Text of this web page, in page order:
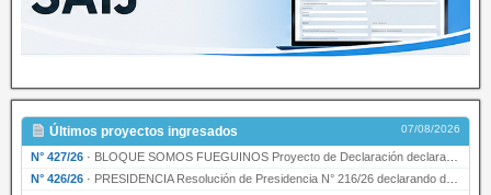
Últimos proyectos ingresados 07/08/2026
N° 427/26 · BLOQUE SOMOS FUEGUINOS Proyecto de Declaración declarando de interés provincial PRESIDENCI…
N° 426/26 · PRESIDENCIA Resolución de Presidencia N° 216/26 declarando de interés provincial la labor …